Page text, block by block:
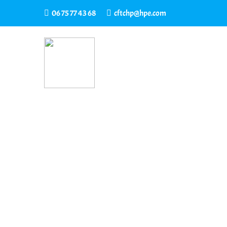
06 75 77 43 68 cftchp@hpe.com